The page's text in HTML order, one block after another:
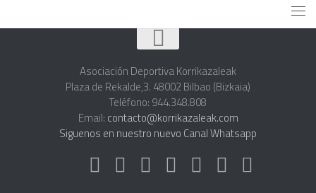
Asociación Deportiva Korrikazaleak
Plaza de Rekalde,3. 48002 Bilbao (Bizkaia)
Teléfono: 944.348.808
Email: contacto@korrikazaleak.com
Siguenos en nuestro nuevo Canal Whatsapp